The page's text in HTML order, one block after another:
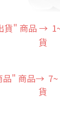
貨" 商品 →
貨
品" 商品→ 7~
貨